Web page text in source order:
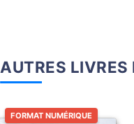
AUTRES LIVRES
FORMAT NUMÉRIQUE